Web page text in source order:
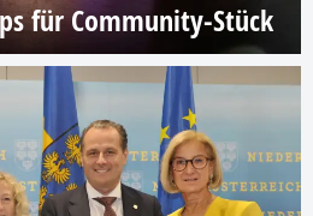
für Community-Stück